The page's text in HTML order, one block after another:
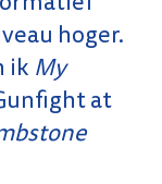
hoger.
ik My
at